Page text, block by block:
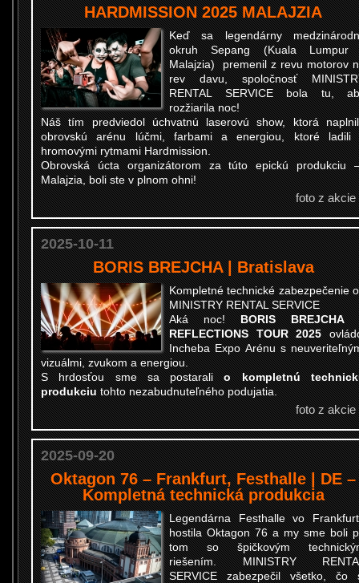
HARDMISSION 2025 MALAJZIA
Keď sa legendárny
okruh Sepang (Kuala Lumpur
Malajzia) premenil z revu motorov
rev davu, spoločnosť
RENTAL SERVICE bola tu,
rozžiarila noc!
Náš tím predviedol úchvatnú laserovú show, ktorá
obrovskú arénu lúčmi, farbami a energiou, ktoré ladili
hromovými rytmami Hardmission.
Obrovská úcta organizátorom za túto epickú produkciu
Malajzia, boli ste v plnom ohni!
foto z akcie
2025-10-11
BORIS BREJCHA | Bratislava
Kompletné technické zabezpečenie
MINISTRY RENTAL SERVICE
Aká noc!BORIS BREJCHA
REFLECTIONS TOUR 2025
Incheba Expo Arénu s
vizuálmi, zvukom a energiou.
S hrdosťou sme sa postaralio kompletnú
produkciutohto nezabudnuteľného podujatia.
foto z akcie
2025-09-20
Oktagon 76 – Frankfurt, Festhalle | DE –
Kompletná technická produkcia
Legendárna Festhalle vo
hostila Oktagon 76 a my sme boli
tom so špičkovým
riešením. MINISTRY
SERVICE zabezpečil všetko, čo